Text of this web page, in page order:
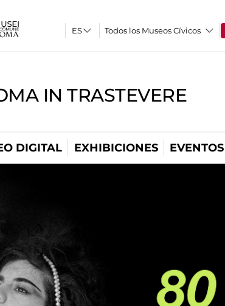
Todos los Museos Cívicos
IN TRASTEVERE
DIGITAL EXHIBICIONES EVENTOS